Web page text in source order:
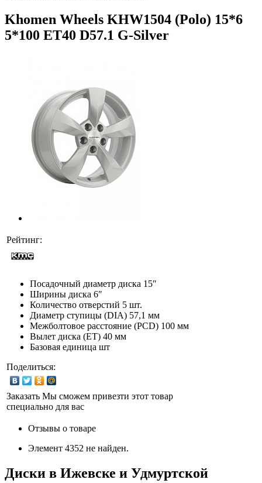
Khomen Wheels KHW1504 (Polo) 15*6
5*100 ET40 D57.1 G-Silver
Рейтинг:
Посадочный диаметр диска 15″
Ширины диска 6″
Количество отверстий 5 шт.
Диаметр ступицы (DIA) 57,1 мм
Межболтовое расстояние (PCD) 100 мм
Вылет диска (ET) 40 мм
Базовая единица шт
Поделиться:
Заказать Мы сможем привезти этот товар
специально для вас
Отзывы о товаре
Элемент 4352 не найден.
Диски в Ижевске и Удмуртской